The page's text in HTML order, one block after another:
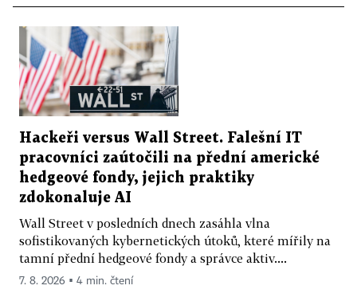
Hackeři versus Wall Street. Falešní IT
pracovníci zaútočili na přední americké
hedgeové fondy, jejich praktiky
zdokonaluje AI
Wall Street v posledních dnech zasáhla vlna
sofistikovaných kybernetických útoků, které mířily na
tamní přední hedgeové fondy a správce aktiv....
7. 8. 2026 ▪ 4 min. čtení